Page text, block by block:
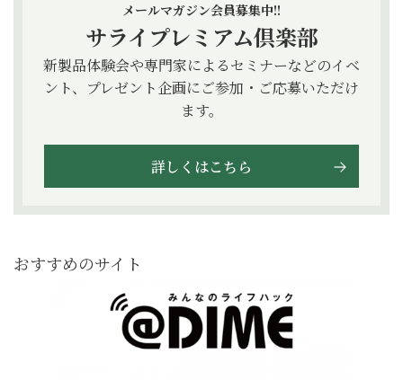
メールマガジン会員募集中!!
サライプレミアム倶楽部
新製品体験会や専門家によるセミナーなどのイベ
ント、プレゼント企画にご参加・ご応募いただけ
ます。
詳しくはこちら
おすすめのサイト